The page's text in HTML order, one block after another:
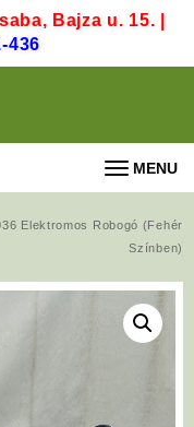
Bajza u. 15. |
436
MENU
Elektromos Robogó (Fehér
Színben)